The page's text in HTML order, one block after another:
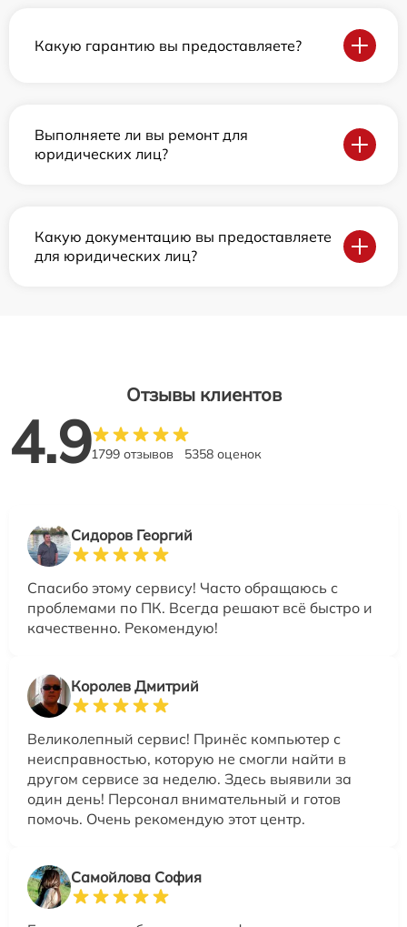
Какую гарантию вы предоставляете?
Выполняете ли вы ремонт для
юридических лиц?
Какую документацию вы предоставляете
для юридических лиц?
Отзывы клиентов
4.91799 отзывов 5358 оценок
Сидоров Георгий
Спасибо этому сервису! Часто обращаюсь с
проблемами по ПК. Всегда решают всё быстро и
качественно. Рекомендую!
Королев Дмитрий
Великолепный сервис! Принёс компьютер с
неисправностью, которую не смогли найти в
другом сервисе за неделю. Здесь выявили за
один день! Персонал внимательный и готов
помочь. Очень рекомендую этот центр.
Самойлова София